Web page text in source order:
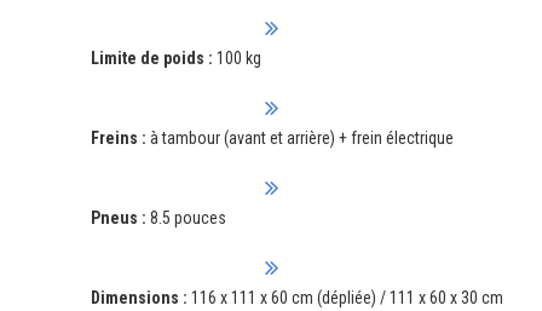
Limite de poids : 100 kg
Freins : à tambour (avant et arrière) + frein électrique
Pneus : 8.5 pouces
Dimensions : 116 x 111 x 60 cm (dépliée) / 111 x 60 x 30 cm